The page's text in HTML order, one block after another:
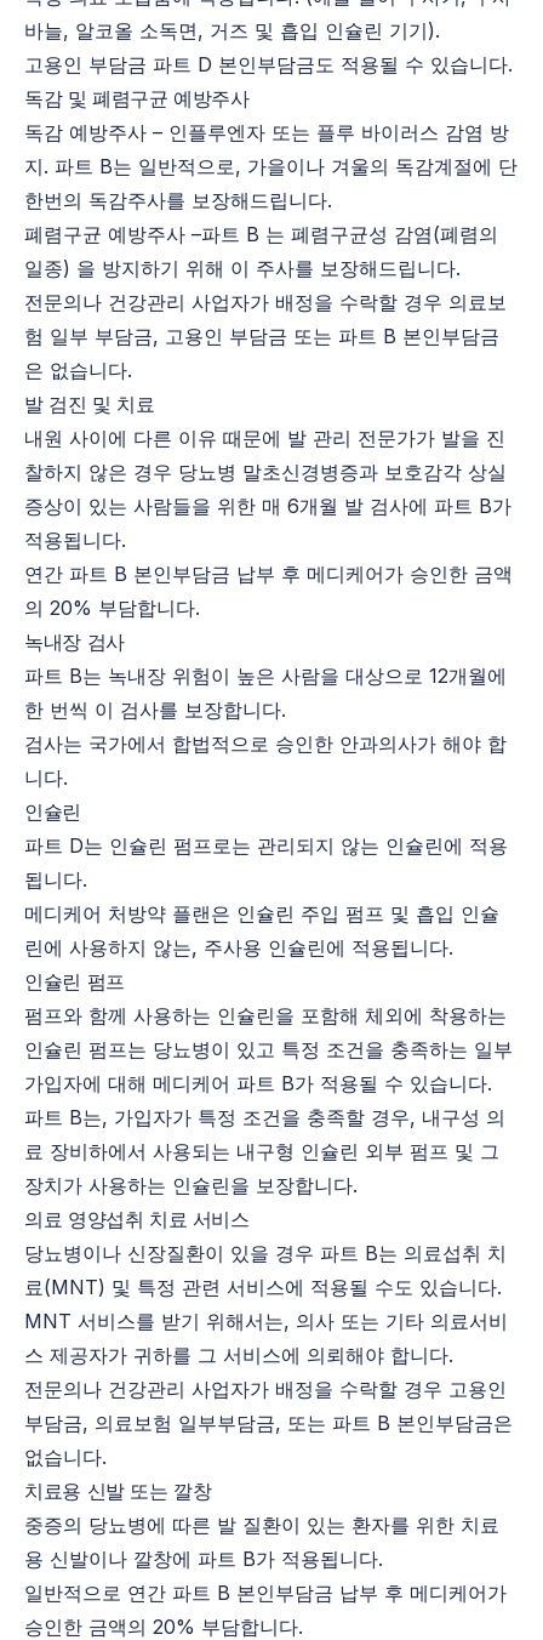
바늘, 알코올 소독면, 거즈 및 흡입 인슐린 기기).
고용인 부담금 파트 D 본인부담금도 적용될 수 있습니다.
독감 및 폐렴구균 예방주사
독감 예방주사 – 인플루엔자 또는 플루 바이러스 감염 방
지. 파트 B는 일반적으로, 가을이나 겨울의 독감계절에 단
한번의 독감주사를 보장해드립니다.
폐렴구균 예방주사 –파트 B 는 폐렴구균성 감염(폐렴의
일종) 을 방지하기 위해 이 주사를 보장해드립니다.
전문의나 건강관리 사업자가 배정을 수락할 경우 의료보
험 일부 부담금, 고용인 부담금 또는 파트 B 본인부담금
은 없습니다.
발 검진 및 치료
내원 사이에 다른 이유 때문에 발 관리 전문가가 발을 진
찰하지 않은 경우 당뇨병 말초신경병증과 보호감각 상실
증상이 있는 사람들을 위한 매 6개월 발 검사에 파트 B가
적용됩니다.
연간 파트 B 본인부담금 납부 후 메디케어가 승인한 금액
의 20% 부담합니다.
녹내장 검사
파트 B는 녹내장 위험이 높은 사람을 대상으로 12개월에
한 번씩 이 검사를 보장합니다.
검사는 국가에서 합법적으로 승인한 안과의사가 해야 합
니다.
인슐린
파트 D는 인슐린 펌프로는 관리되지 않는 인슐린에 적용
됩니다.
메디케어 처방약 플랜은 인슐린 주입 펌프 및 흡입 인슐
린에 사용하지 않는, 주사용 인슐린에 적용됩니다.
인슐린 펌프
펌프와 함께 사용하는 인슐린을 포함해 체외에 착용하는
인슐린 펌프는 당뇨병이 있고 특정 조건을 충족하는 일부
가입자에 대해 메디케어 파트 B가 적용될 수 있습니다.
파트 B는, 가입자가 특정 조건을 충족할 경우, 내구성 의
료 장비하에서 사용되는 내구형 인슐린 외부 펌프 및 그
장치가 사용하는 인슐린을 보장합니다.
의료 영양섭취 치료 서비스
당뇨병이나 신장질환이 있을 경우 파트 B는 의료섭취 치
료(MNT) 및 특정 관련 서비스에 적용될 수도 있습니다.
MNT 서비스를 받기 위해서는, 의사 또는 기타 의료서비
스 제공자가 귀하를 그 서비스에 의뢰해야 합니다.
전문의나 건강관리 사업자가 배정을 수락할 경우 고용인
부담금, 의료보험 일부부담금, 또는 파트 B 본인부담금은
없습니다.
치료용 신발 또는 깔창
중증의 당뇨병에 따른 발 질환이 있는 환자를 위한 치료
용 신발이나 깔창에 파트 B가 적용됩니다.
일반적으로 연간 파트 B 본인부담금 납부 후 메디케어가
승인한 금액의 20% 부담합니다.